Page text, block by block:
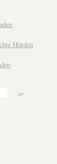
Hörden